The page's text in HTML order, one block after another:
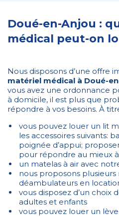
Doué-en-Anjou :
médical peut-on
Nous disposons d’une offre
matériel médical à Doué-
vous avez une ordonnance
à domicile, il est plus que
répondre à vos besoins. À
vous pouvez louer un lit
les accessoires suivants:
poignée d’appui;
pour répondre au mieux à
un matelas à air avec
nous proposons plusieurs
déambulateurs en
vous disposez d’un choix
adultes et enfants
vous pouvez louer un